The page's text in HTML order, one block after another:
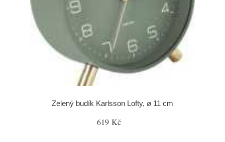
Zelený budík Karlsson Lofty, ø 11 cm
619 Kč